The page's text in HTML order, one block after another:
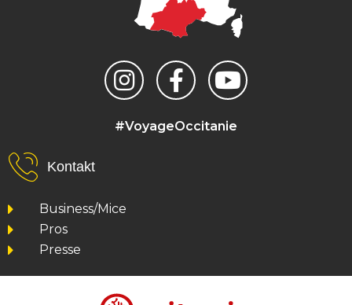
#VoyageOccitanie
Kontakt
Business/Mice
Pros
Presse